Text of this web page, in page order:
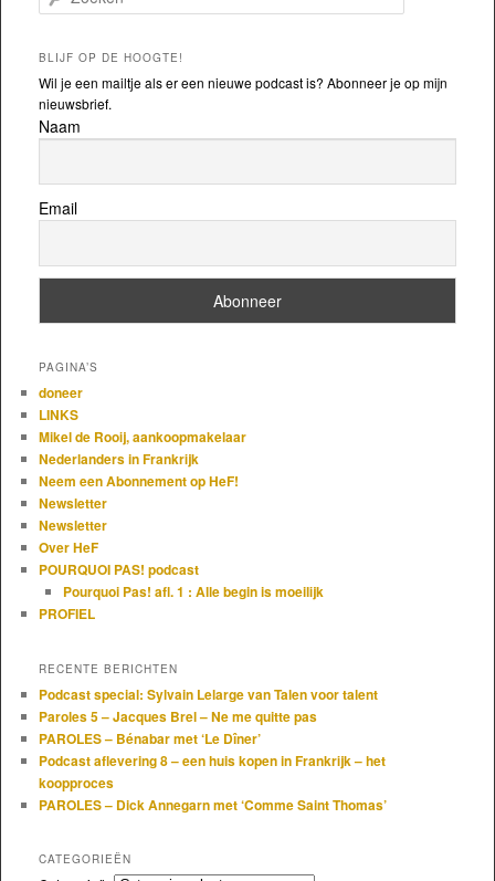
BLIJF OP DE HOOGTE!
Wil je een mailtje als er een nieuwe podcast is? Abonneer je op mijn
nieuwsbrief.
Naam
Email
PAGINA’S
doneer
LINKS
Mikel de Rooij, aankoopmakelaar
Nederlanders in Frankrijk
Neem een Abonnement op HeF!
Newsletter
Newsletter
Over HeF
POURQUOI PAS! podcast
Pourquoi Pas! afl. 1 : Alle begin is moeilijk
PROFIEL
RECENTE BERICHTEN
Podcast special: Sylvain Lelarge van Talen voor talent
Paroles 5 – Jacques Brel – Ne me quitte pas
PAROLES – Bénabar met ‘Le Dîner’
Podcast aflevering 8 – een huis kopen in Frankrijk – het
koopproces
PAROLES – Dick Annegarn met ‘Comme Saint Thomas’
CATEGORIEËN